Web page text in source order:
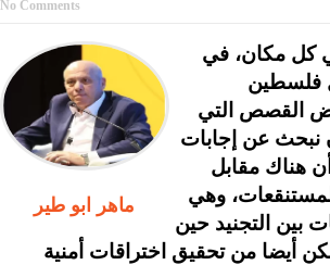
No Comments
ماهر ابو طير
في كل مكان، في
القصص التي
نبحث عن إجابات
هناك مقابل
وهي
بين التجنيد حين
أيضا من تحقيق اختراقات أمنية